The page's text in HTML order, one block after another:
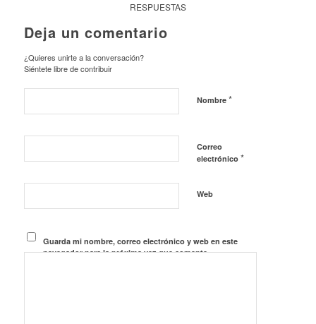
RESPUESTAS
Deja un comentario
¿Quieres unirte a la conversación?
Siéntete libre de contribuir
Nombre *
Correo
electrónico *
Web
Guarda mi nombre, correo electrónico y web en este
navegador para la próxima vez que comente.